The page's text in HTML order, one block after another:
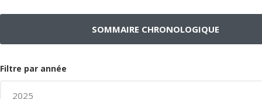
SOMMAIRE CHRONOLOGIQUE
Filtre par année